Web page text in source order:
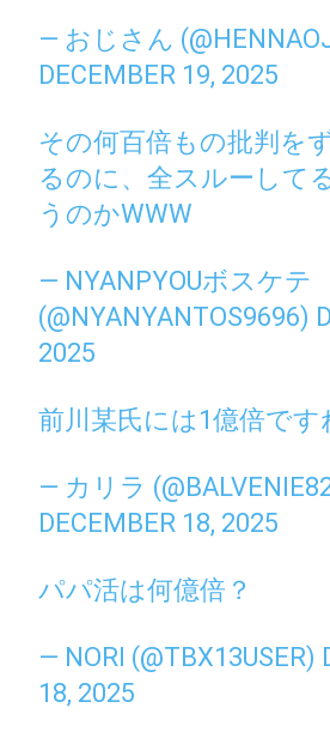
— おじさん
DECEMBER 19, 2025
その何百倍もの批判を
るのに、全スルーして
うのかWWW
— NYANPYOUボスケテ
(@NYANYANTOS9696)
2025
前川某氏には1億倍です
— カリラ
DECEMBER 18, 2025
パパ活は何億倍？
— NORI (@TBX13USER)
18, 2025